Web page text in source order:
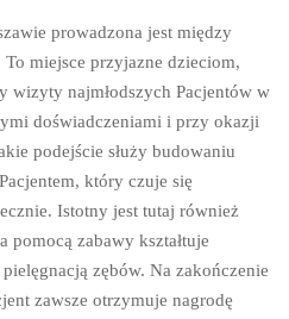
prowadzona jest między
miejsce przyjazne dzieciom,
wizyty najmłodszych Pacjentów w
doświadczeniami i przy okazji
podejście służy budowaniu
który czuje się
Istotny jest tutaj również
pomocą zabawy kształtuje
zębów. Na zakończenie
zawsze otrzymuje nagrodę